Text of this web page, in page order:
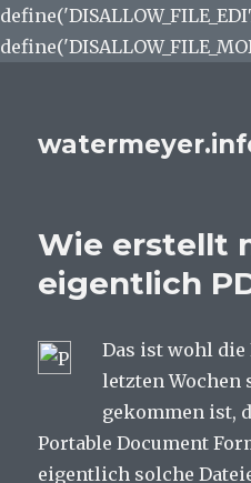
Wie erstellt
eigentlich
Das ist wohl
letzten Wochen
gekommen ist,
Portable Document
eigentlich solche